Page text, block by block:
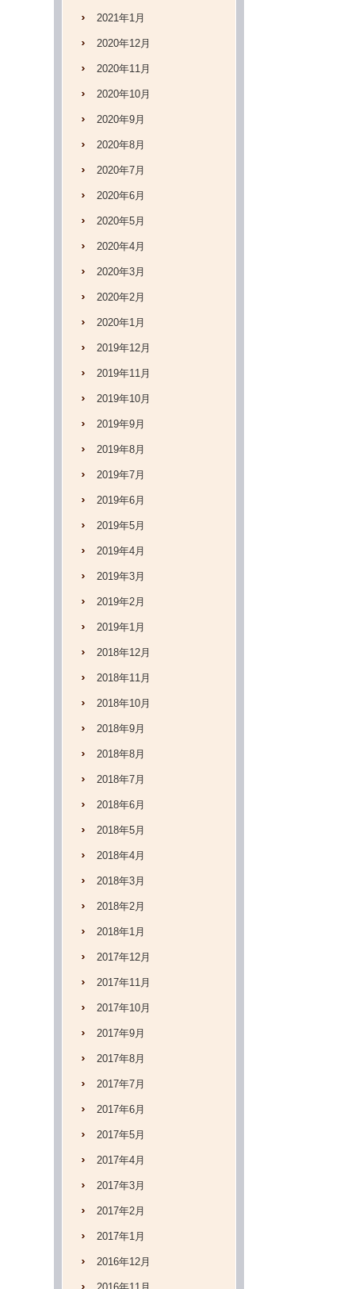
2021年1月
2020年12月
2020年11月
2020年10月
2020年9月
2020年8月
2020年7月
2020年6月
2020年5月
2020年4月
2020年3月
2020年2月
2020年1月
2019年12月
2019年11月
2019年10月
2019年9月
2019年8月
2019年7月
2019年6月
2019年5月
2019年4月
2019年3月
2019年2月
2019年1月
2018年12月
2018年11月
2018年10月
2018年9月
2018年8月
2018年7月
2018年6月
2018年5月
2018年4月
2018年3月
2018年2月
2018年1月
2017年12月
2017年11月
2017年10月
2017年9月
2017年8月
2017年7月
2017年6月
2017年5月
2017年4月
2017年3月
2017年2月
2017年1月
2016年12月